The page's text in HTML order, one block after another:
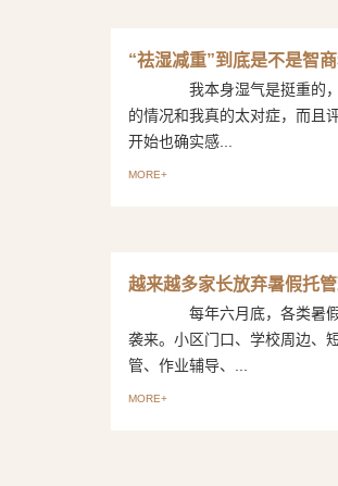
“祛湿减重”到底是不是智商
我本身湿气是挺重的，当
的情况和我真的太对症，而
开始也确实感...
MORE+
越来越多家长放弃暑假托
每年六月底，各类暑假托
袭来。小区门口、学校周边、
管、作业辅导、...
MORE+